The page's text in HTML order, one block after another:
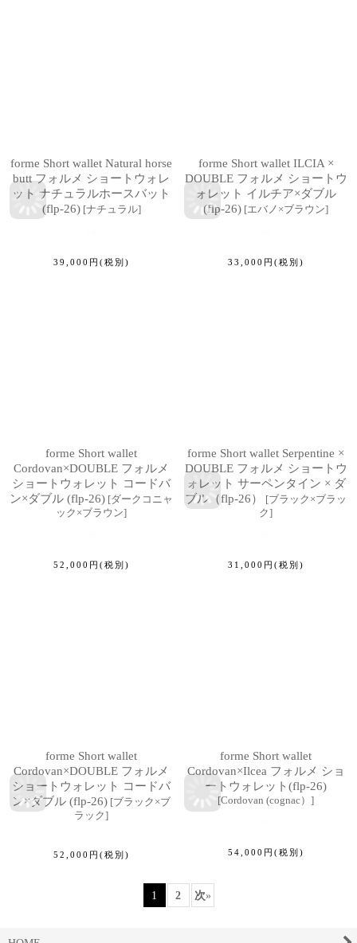
forme Short wallet Natural horse
butt フォルメ ショートウォレ
ット ナチュラルホースバット
(flp-26) [ナチュラル]
39,000 円 (税別)
forme Short wallet ILCIA ×
DOUBLE フォルメ ショートウ
ォレット イルチア×ダブル
(flp-26) [エバノ×ブラウン]
33,000 円 (税別)
forme Short wallet
Cordovan×DOUBLE フォルメ
ショートウォレット コードバ
ン×ダブル (flp-26) [ダークコニャ
ック×ブラウン]
52,000 円 (税別)
forme Short wallet Serpentine ×
DOUBLE フォルメ ショートウ
ォレット サーペンタイン × ダ
ブル（flp-26）
[ブラック×ブラッ
ク]
31,000 円 (税別)
forme Short wallet
Cordovan×DOUBLE フォルメ
ショートウォレット コードバ
ン×ダブル (flp-26) [ブラック×ブ
ラック]
52,000 円 (税別)
forme Short wallet
Cordovan×Ilcea フォルメ ショ
ートウォレット(flp-26)
[Cordovan (cognac） ]
54,000 円 (税別)
1 2 次»